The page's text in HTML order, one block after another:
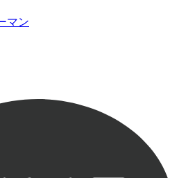
マン